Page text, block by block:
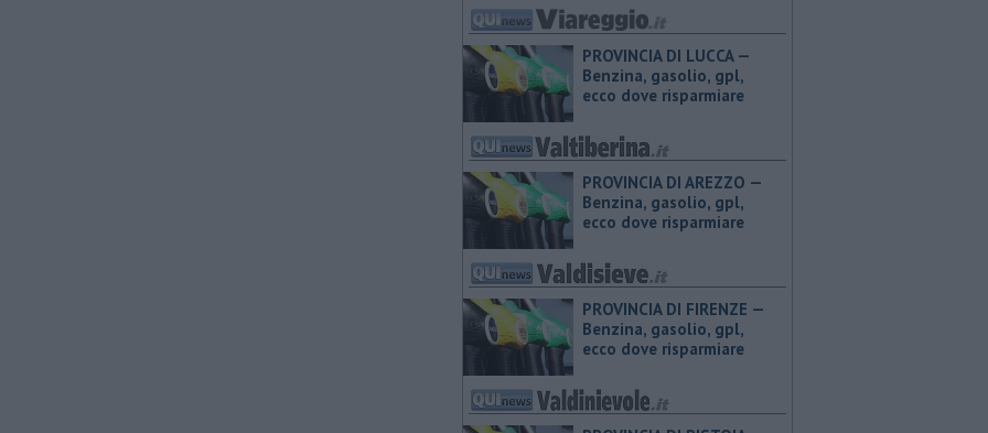
PROVINCIA DI LUCCA — ​
Benzina, gasolio, gpl,
ecco dove risparmiare
PROVINCIA DI AREZZO — ​
Benzina, gasolio, gpl,
ecco dove risparmiare
PROVINCIA DI FIRENZE — ​
Benzina, gasolio, gpl,
ecco dove risparmiare